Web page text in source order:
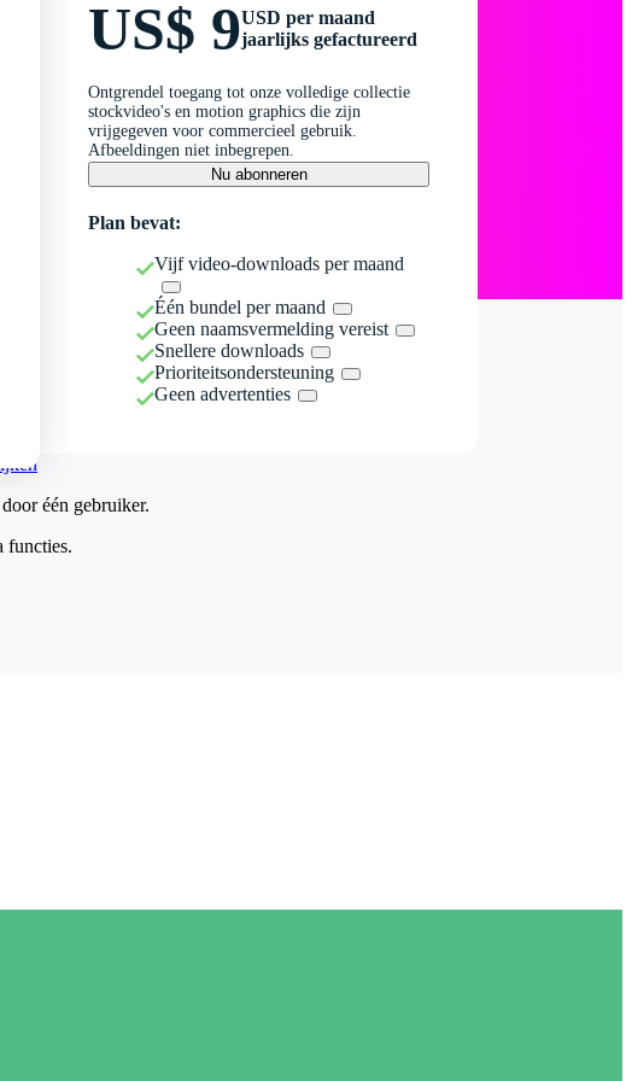
US$ 9USD per maand
jaarlijks gefactureerd
Ontgrendel toegang tot onze volledige collectie
stockvideo's en motion graphics die zijn
vrijgegeven voor commercieel gebruik.
Afbeeldingen niet inbegrepen.
Nu abonneren
Plan bevat:
Vijf video-downloads per maand
Één bundel per maand
Geen naamsvermelding vereist
Snellere downloads
Prioriteitsondersteuning
Geen advertenties
één gebruiker.
functies.